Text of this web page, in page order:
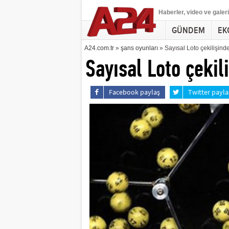
Haberler, video ve
GÜNDEM
A24.com.tr» şans oyunları» Sayısal Loto
Sayısal Loto
Facebook paylaş Twitter